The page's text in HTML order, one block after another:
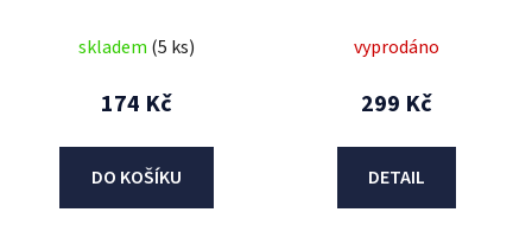
skladem (5 ks)
174 Kč
DO KOŠÍKU
vyprodáno
299 Kč
DETAIL